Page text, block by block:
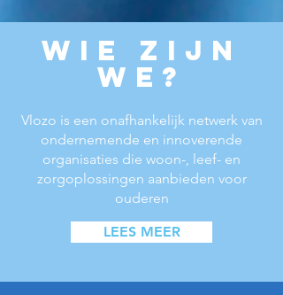
Wie zijn
we?
Vlozo is een onafhankelijk netwerk van
ondernemende en innoverende
organisaties die woon-, leef- en
zorgoplossingen aanbieden voor
ouderen
LEES MEER